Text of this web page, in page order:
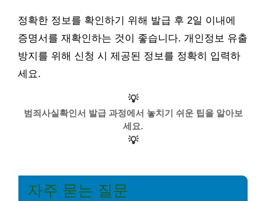
정확한 정보를 확인하기 위해 발급 후 2일 이내에
증명서를 재확인하는 것이 좋습니다. 개인정보 유출
방지를 위해 신청 시 제공된 정보를 정확히 입력하
세요.
💡
범죄사실확인서 발급 과정에서 놓치기 쉬운 팁을 알아보
세요.
💡
자주 묻는 질문